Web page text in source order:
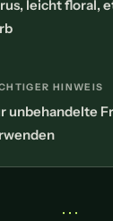
leicht floral,
HINWEIS
unbehandelte
• • •